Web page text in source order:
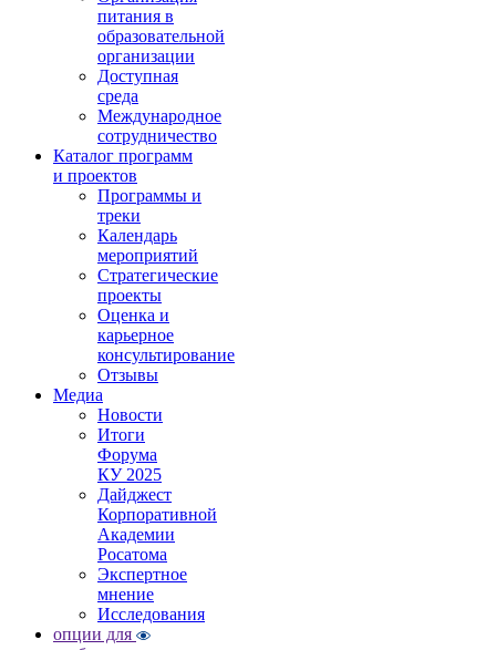
питания в
образовательной
организации
Доступная
среда
Международное
сотрудничество
Каталог программ
и проектов
Программы и
треки
Календарь
мероприятий
Стратегические
проекты
Оценка и
карьерное
консультирование
Отзывы
Медиа
Новости
Итоги
Форума
КУ 2025
Дайджест
Корпоративной
Академии
Росатома
Экспертное
мнение
Исследования
опции для